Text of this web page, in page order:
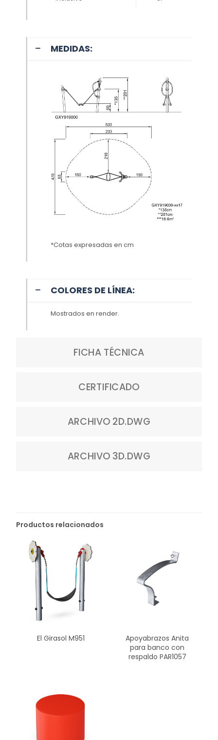
MEDIDAS:
*Cotas expresadas en cm
COLORES DE LÍNEA:
Mostrados en render.
FICHA TÉCNICA
CERTIFICADO
ARCHIVO 2D.DWG
ARCHIVO 3D.DWG
Productos relacionados
El Girasol M951
Apoyabrazos Anita
para banco con
respaldo PAR1057